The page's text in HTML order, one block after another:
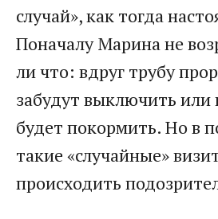
случай», как тогда
Поначалу Марина не
ли что: вдруг трубу
забудут выключить или
будет покормить. Но в
такие «случайные»
происходить